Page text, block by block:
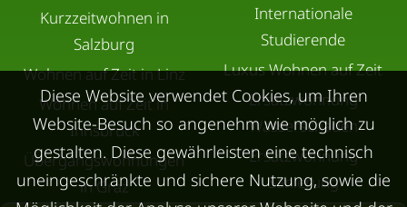
Kurzzeitwohnen in
Salzburg
Wohnen auf Zeit in Linz
Wohnen auf Zeit in
Innsbruck
Übergangswohnungen
in Graz
Internationale
Studierende
Luxus Wohnen auf Zeit
Ersatzwohnung
Wasserschaden
Ersatzwohnung
Sanierung
Diese Website verwendet Cookies, um Ihren
Website-Besuch so angenehm wie möglich zu
gestalten. Diese gewährleisten eine technisch
uneingeschränkte und sichere Nutzung, sowie die